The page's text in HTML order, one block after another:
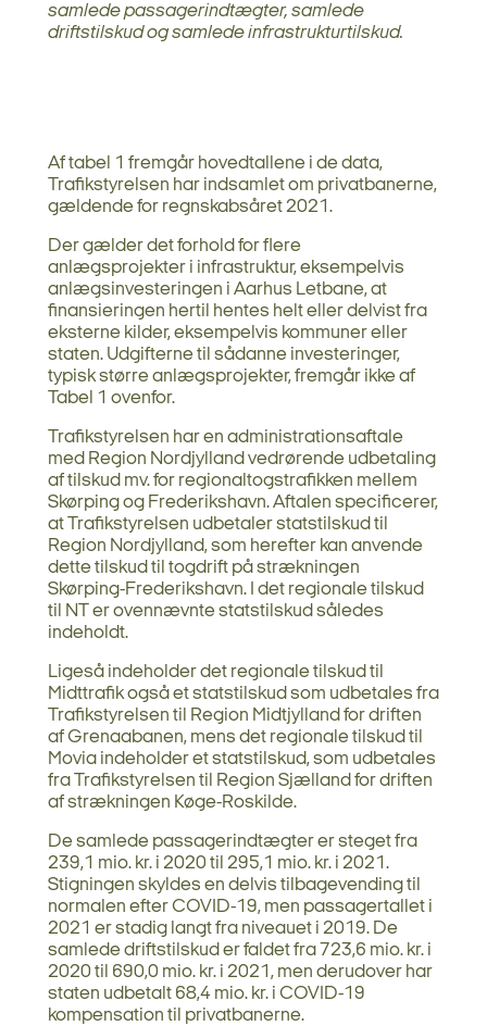
samlede passagerindtægter, samlede
driftstilskud og samlede infrastrukturtilskud.
Af tabel 1 fremgår hovedtallene i de data,
Trafikstyrelsen har indsamlet om privatbanerne,
gældende for regnskabsåret 2021.
Der gælder det forhold for flere
anlægsprojekter i infrastruktur, eksempelvis
anlægsinvesteringen i Aarhus Letbane, at
finansieringen hertil hentes helt eller delvist fra
eksterne kilder, eksempelvis kommuner eller
staten. Udgifterne til sådanne investeringer,
typisk større anlægsprojekter, fremgår ikke af
Tabel 1 ovenfor.
Trafikstyrelsen har en administrationsaftale
med Region Nordjylland vedrørende udbetaling
af tilskud mv. for regionaltogstrafikken mellem
Skørping og Frederikshavn. Aftalen specificerer,
at Trafikstyrelsen udbetaler statstilskud til
Region Nordjylland, som herefter kan anvende
dette tilskud til togdrift på strækningen
Skørping-Frederikshavn. I det regionale tilskud
til NT er ovennævnte statstilskud således
indeholdt.
Ligeså indeholder det regionale tilskud til
Midttrafik også et statstilskud som udbetales fra
Trafikstyrelsen til Region Midtjylland for driften
af Grenaabanen, mens det regionale tilskud til
Movia indeholder et statstilskud, som udbetales
fra Trafikstyrelsen til Region Sjælland for driften
af strækningen Køge-Roskilde.
De samlede passagerindtægter er steget fra
239,1 mio. kr. i 2020 til 295,1 mio. kr. i 2021.
Stigningen skyldes en delvis tilbagevending til
normalen efter COVID-19, men passagertallet i
2021 er stadig langt fra niveauet i 2019. De
samlede driftstilskud er faldet fra 723,6 mio. kr. i
2020 til 690,0 mio. kr. i 2021, men derudover har
staten udbetalt 68,4 mio. kr. i COVID-19
kompensation til privatbanerne.